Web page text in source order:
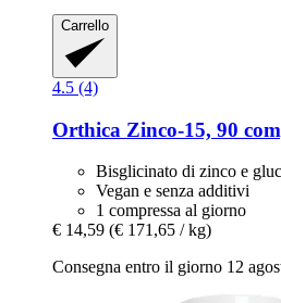
Carrello
4.5 (4)
Orthica Zinco-​15, 90
Bisglicinato di zinco e
Vegan e senza additivi
1 compressa al giorno
€ 14,59 (€ 171,65 / kg)
Consegna entro il giorno 12